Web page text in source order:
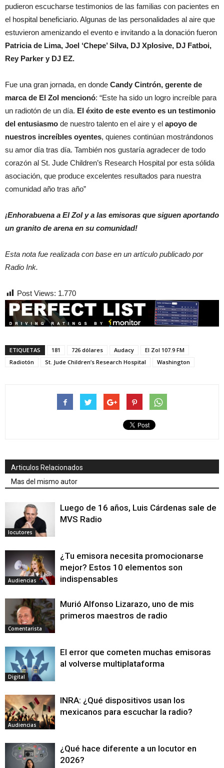
pudieron escucharse testimonios de las familias con pacientes en
el hospital beneficiario. Algunas de las personalidades al aire que
estuvieron amenizando el evento e invitando a la donación fueron
Patricia de Lima, Joel ‘Chepe’ Silva, DJ Xplosive, DJ Fatboi,
Rey Parker y DJ EZ.
Fue una gran jornada, en donde Candy Cintrón, gerente de
marca de El Zol mencionó: “Este ha sido un logro increíble para
un radiotón de un día. El éxito de este evento es un testimonio
del entusiasmo de nuestro talento en el aire y el apoyo de
nuestros increíbles oyentes, quienes continúan mostrándonos
su amor día tras día. También nos gustaría agradecer de todo
corazón al St. Jude Children’s Research Hospital por esta sólida
asociación, que produce excelentes resultados para nuestra
comunidad año tras año”
¡Enhorabuena a El Zol y a las emisoras que siguen aportando
un granito de arena en su comunidad!
Esta nota fue realizada con base en un artículo publicado por
Radio Ink.
Post Views: 1.770
ETIQUETAS 181 726 dólares Audacy
El Zol 107.9 FM
Radiotón
St. Jude Children’s Research Hospital Washington
Articulos Relacionados
Mas del mismo autor
locutores
Luego de 16 años, Luis Cárdenas sale de
MVS Radio
Audiencias
¿Tu emisora necesita promocionarse
mejor? Estos 10 elementos son
indispensables
Comentarista
Murió Alfonso Lizarazo, uno de mis
primeros maestros de radio
Digital
El error que cometen muchas emisoras
al volverse multiplataforma
Audiencias
INRA: ¿Qué dispositivos usan los
mexicanos para escuchar la radio?
¿Qué hace diferente a un locutor en
2026?